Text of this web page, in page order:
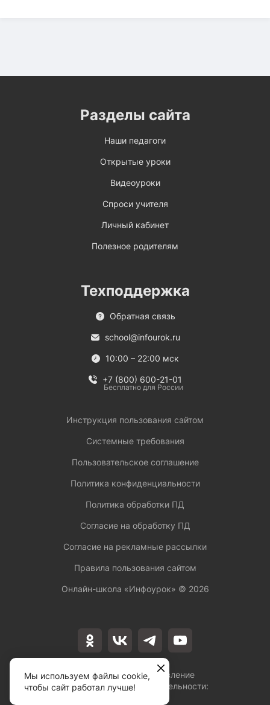
Лицензия на осуществление
образовательной деятельности:
Разделы сайта
Наши педагоги
Открытые уроки
Видеоуроки
Спроси учителя
Личный кабинет
Полезное родителям
Техподдержка
Обратная связь
school@infourok.ru
10:00 – 22:00 мск
+7 (800) 600-21-01
Бесплатно для России
Инструкция пользования сайтом
Системные требования
Пользовательское соглашение
Политика конфиденциальности
Политика обработки ПД
Согласие на обработку ПД
Согласие на рекламные рассылки
Правила пользования сайтом
Онлайн-школа «Инфоурок» © 2026
Мы используем файлы cookie,
чтобы сайт работал лучше!